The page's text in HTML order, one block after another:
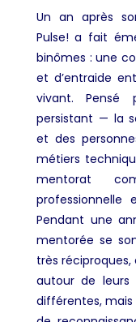
Un an après
Pulse! a fait
binômes : une
et d’entraide
vivant.
persistant — la
et des
métiers
mentorat
professionnelle
Pendant une
mentorée se
très
autour de leurs
différentes,